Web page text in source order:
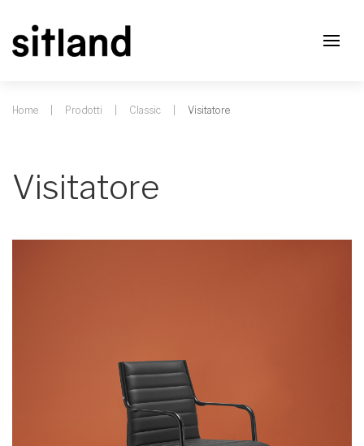
Home Prodotti Classic Visitatore
Visitatore